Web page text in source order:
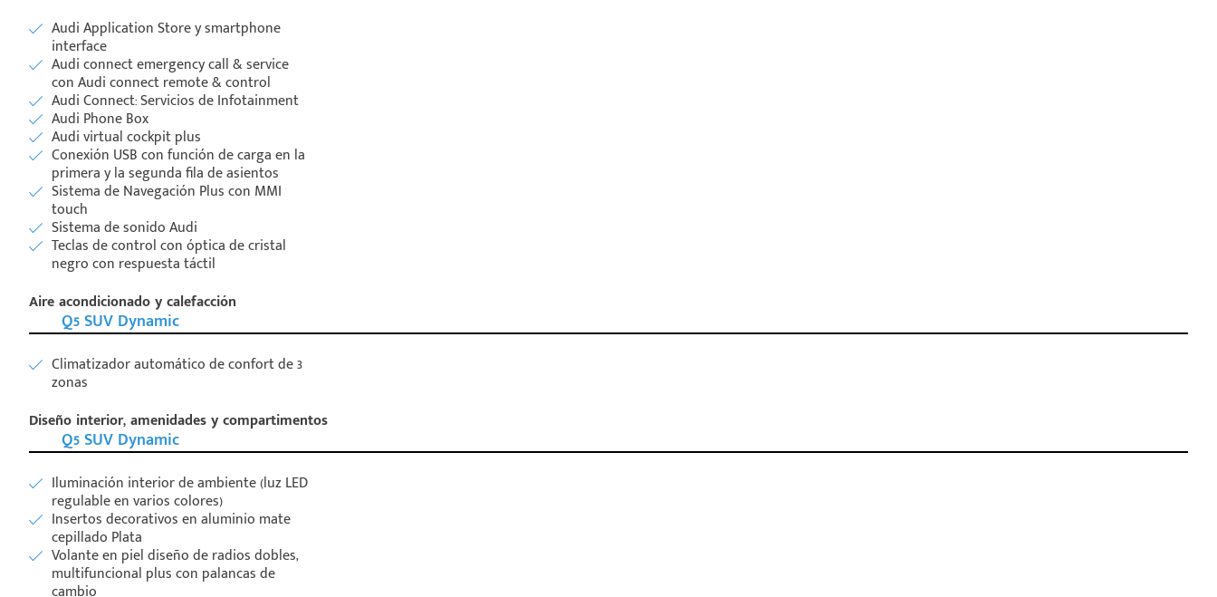
Audi Application Store y smartphone
interface
Audi connect emergency call & service
con Audi connect remote & control
Audi Connect: Servicios de Infotainment
Audi Phone Box
Audi virtual cockpit plus
Conexión USB con función de carga en la
primera y la segunda fila de asientos
Sistema de Navegación Plus con MMI
touch
Sistema de sonido Audi
Teclas de control con óptica de cristal
negro con respuesta táctil
Aire acondicionado y calefacción
Q5 SUV Dynamic
Climatizador automático de confort de 3
zonas
Diseño interior, amenidades y compartimentos
Q5 SUV Dynamic
Iluminación interior de ambiente (luz LED
regulable en varios colores)
Insertos decorativos en aluminio mate
cepillado Plata
Volante en piel diseño de radios dobles,
multifuncional plus con palancas de
cambio